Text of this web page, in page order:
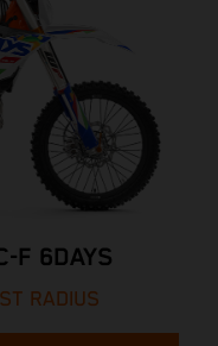
F 6DAYS
RADIUS